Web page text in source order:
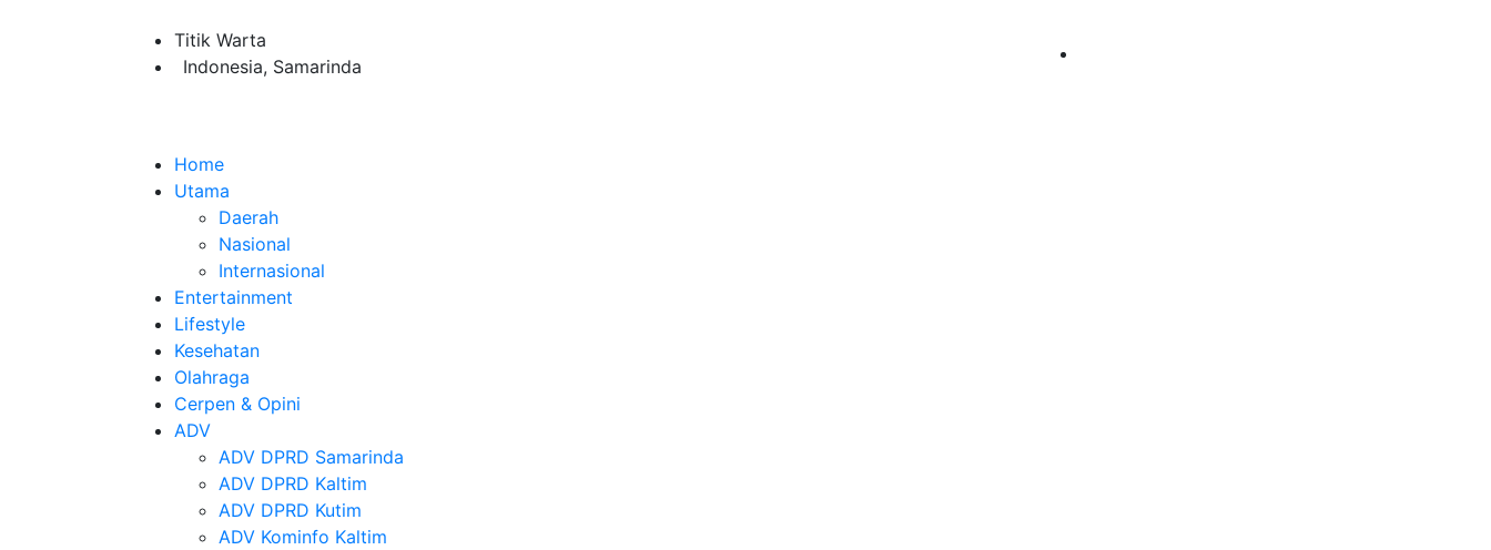
Titik Warta
Indonesia, Samarinda
Home
Utama
Daerah
Nasional
Internasional
Entertainment
Lifestyle
Kesehatan
Olahraga
Cerpen & Opini
ADV
ADV DPRD Samarinda
ADV DPRD Kaltim
ADV DPRD Kutim
ADV Kominfo Kaltim